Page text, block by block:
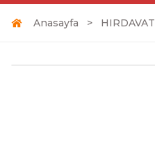
Anasayfa HIRDAVAT